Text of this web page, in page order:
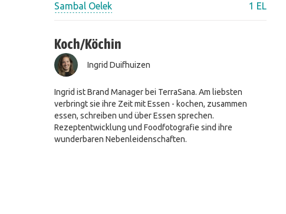
Sambal Oelek 1 EL
Koch/Köchin
Ingrid Duifhuizen
Ingrid ist Brand Manager bei TerraSana. Am liebsten
verbringt sie ihre Zeit mit Essen - kochen, zusammen
essen, schreiben und über Essen sprechen.
Rezeptentwicklung und Foodfotografie sind ihre
wunderbaren Nebenleidenschaften.